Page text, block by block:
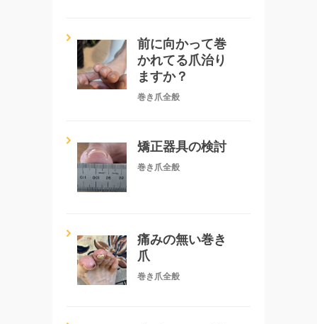
前に向かって巻
かれてる爪治り
ますか？
巻き爪全般
矯正器具の検討
巻き爪全般
痛みの無い巻き
爪
巻き爪全般